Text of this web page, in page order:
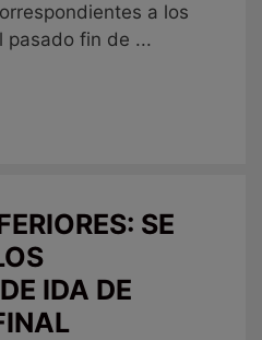
a los
pasado fin de ...
SE
IDA DE